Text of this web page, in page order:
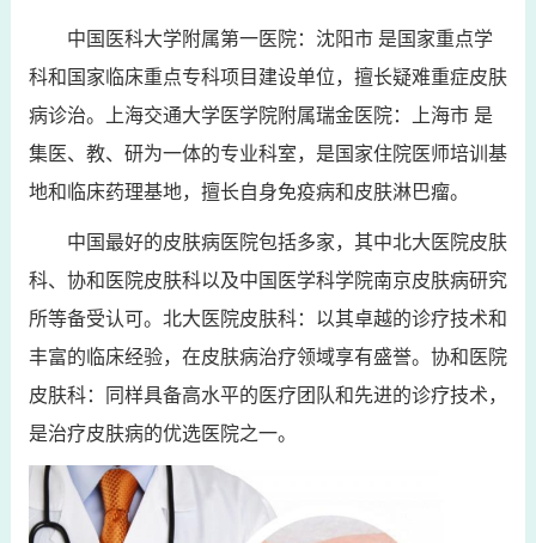
中国医科大学附属第一医院：沈阳市 是国家重点学
科和国家临床重点专科项目建设单位，擅长疑难重症皮肤
病诊治。上海交通大学医学院附属瑞金医院：上海市 是
集医、教、研为一体的专业科室，是国家住院医师培训基
地和临床药理基地，擅长自身免疫病和皮肤淋巴瘤。
中国最好的皮肤病医院包括多家，其中北大医院皮肤
科、协和医院皮肤科以及中国医学科学院南京皮肤病研究
所等备受认可。北大医院皮肤科：以其卓越的诊疗技术和
丰富的临床经验，在皮肤病治疗领域享有盛誉。协和医院
皮肤科：同样具备高水平的医疗团队和先进的诊疗技术，
是治疗皮肤病的优选医院之一。